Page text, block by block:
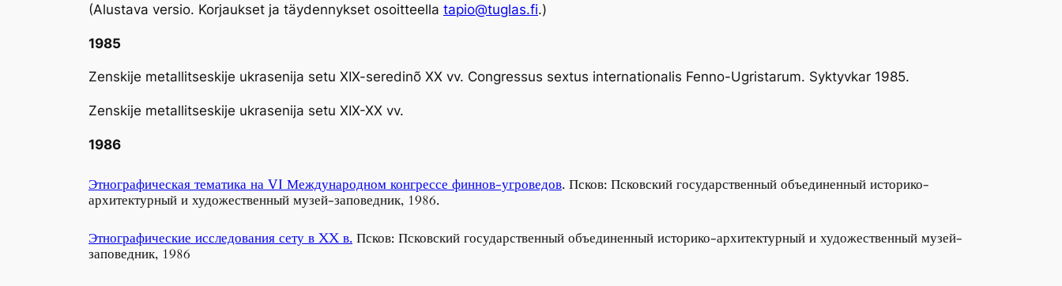
(Alustava versio. Korjaukset ja täydennykset osoitteella tapio@tuglas.fi.)
1985
Zenskije metallitseskije ukrasenija setu XIX-seredinõ XX vv. Congressus sextus internationalis Fenno-Ugristarum. Syktyvkar 1985.
Zenskije metallitseskije ukrasenija setu XIX-XX vv.
1986
Этнографическая тематика на VI Международном конгрессе финнов-угроведов. Псков: Псковский государственный объединенный историко-
архитектурный и художественный музей-заповедник, 1986.
Этнографические исследования сету в XX в. Псков: Псковский государственный объединенный историко-архитектурный и художественный музей-
заповедник, 1986